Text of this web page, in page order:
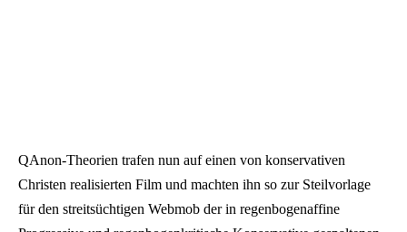
QAnon-Theorien trafen nun auf einen von konservativen
Christen realisierten Film und machten ihn so zur Steilvorlage
für den streitsüchtigen Webmob der in regenbogenaffine